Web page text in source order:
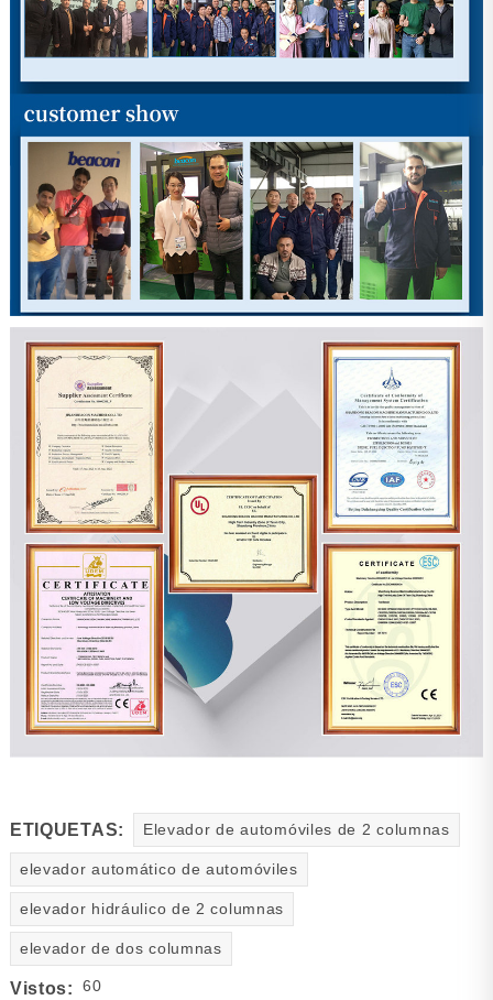
ETIQUETAS: Elevador de automóviles de 2 columnas
elevador automático de automóviles
elevador hidráulico de 2 columnas
elevador de dos columnas
Vistos: 60